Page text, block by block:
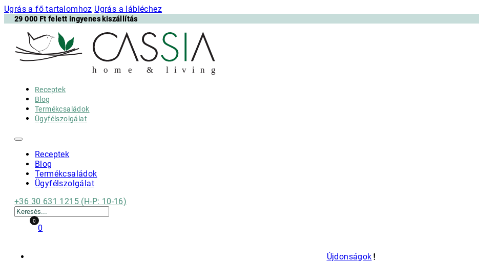
Ugrás a fő tartalomhoz Ugrás a lábléchez
29 000 Ft felett ingyenes kiszállítás
h o m e & l i v i n g
Receptek
Blog
Termékcsaládok
Ügyfélszolgálat
Receptek
Blog
Termékcsaládok
Ügyfélszolgálat
+36 30 631 1215 (H-P: 10-16)
Keresés
0
0
Újdonságok